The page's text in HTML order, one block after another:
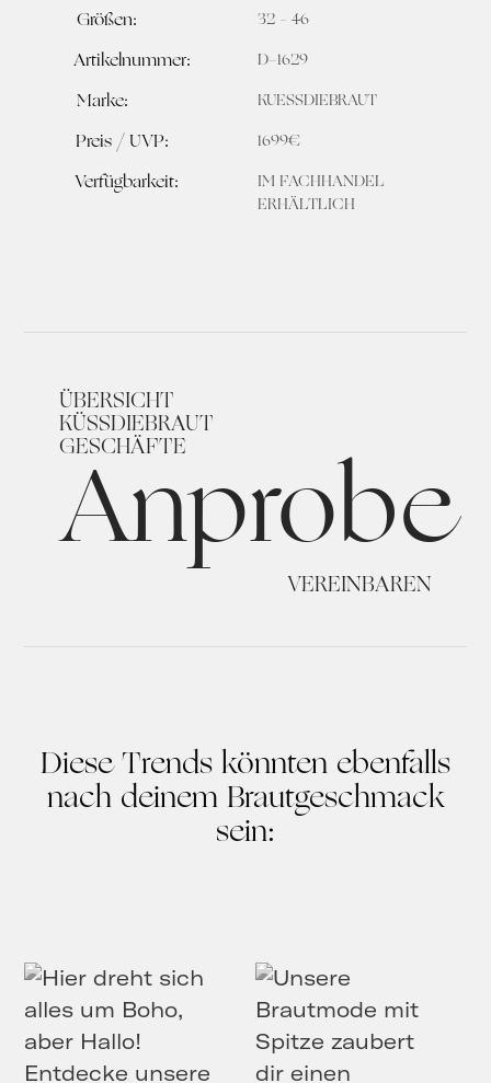
Größen: 32 – 46
Artikelnummer: D-1629
Marke: KUESSDIEBRAUT
Preis / UVP: 1699€
Verfügbarkeit:
IM FACHHANDEL
ERHÄLTLICH
ÜBERSICHT
KÜSSDIEBRAUT
GESCHÄFTE
Anprobe
VEREINBAREN
Diese Trends könnten ebenfalls
nach deinem Brautgeschmack
sein: